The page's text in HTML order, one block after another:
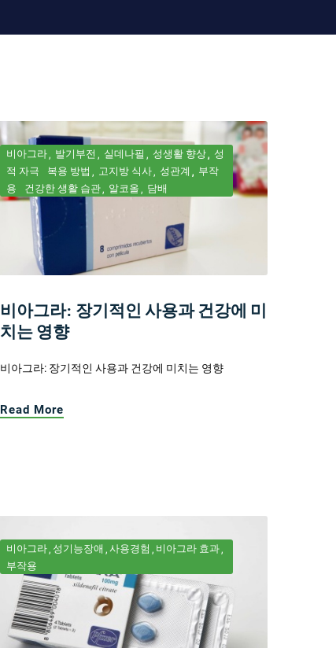
비아그라 발기부전 실데나필 성생활 향상
성
적 자극
복용 방법 고지방 식사 성관계
부작
용
건강한 생활 습관 알코올 담배
비아그라: 장기적인 사용과 건강에 미
치는 영향
비아그라: 장기적인 사용과 건강에 미치는 영향
Read More
비아그라 성기능장애 사용경험
비아그라 효과
부작용